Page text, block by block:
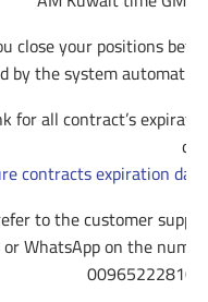
close your positions
by the system
for all contract’s
contracts expiration
to the customer
WhatsApp on the